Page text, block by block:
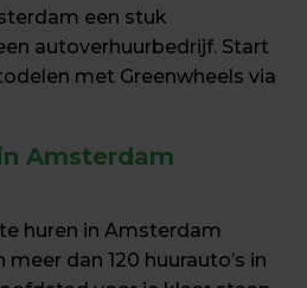
een stuk
autoverhuurbedrijf. Start
met Greenwheels via
Amsterdam
huren in Amsterdam
dan 120 huurauto’s in